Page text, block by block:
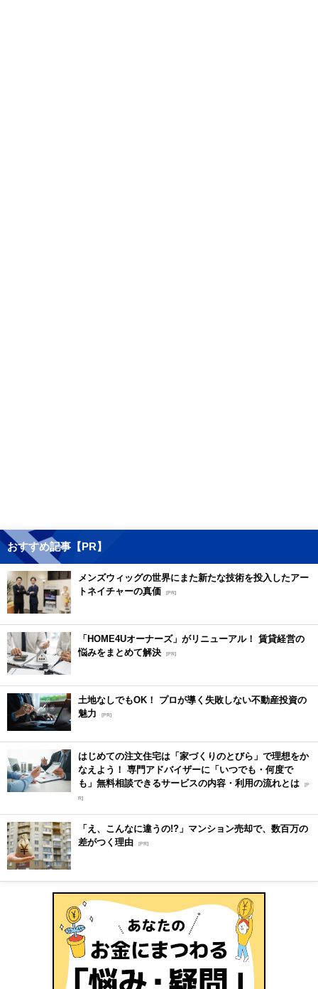
おすすめ記事【PR】
メンズウィッグの世界にまた新たな技術を投入したアー
トネイチャーの真価 [PR]
「HOME4Uオーナーズ」がリニューアル！ 賃貸経営の
悩みをまとめて解決 [PR]
土地なしでもOK！ プロが導く失敗しない不動産投資の
魅力
[PR]
はじめての注文住宅は「家づくりのとびら」で理想をか
なえよう！ 専門アドバイザーに「いつでも・何度で
も」無料相談できるサービスの内容・利用の流れとは [P
R]
「え、こんなに違うの!?」マンション売却で、数百万の
差がつく理由 [PR]